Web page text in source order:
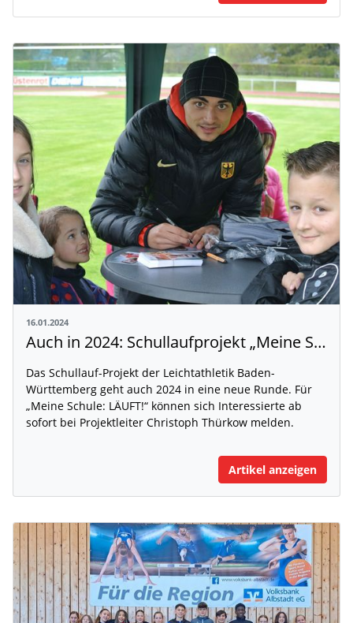
16.01.2024
Auch in 2024: Schullaufprojekt „Meine Schule: LÄUFT!“
Das Schullauf-Projekt der Leichtathletik Baden-
Württemberg geht auch 2024 in eine neue Runde. Für
„Meine Schule: LÄUFT!“ können sich Interessierte ab
sofort bei Projektleiter Christoph Thürkow melden.
Artikel anzeigen